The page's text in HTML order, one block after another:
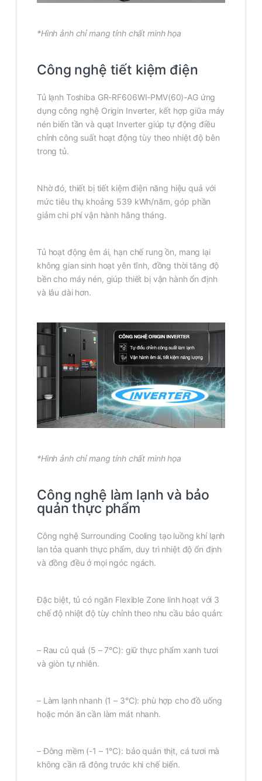
*Hình ảnh chỉ mang tính chất minh họa
Công nghệ tiết kiệm điện
Tủ lạnh Toshiba GR-RF606WI-PMV(60)-AG ứng
dụng công nghệ Origin Inverter, kết hợp giữa máy
nén biến tần và quạt Inverter giúp tự động điều
chỉnh công suất hoạt động tùy theo nhiệt độ bên
trong tủ.
Nhờ đó, thiết bị tiết kiệm điện năng hiệu quả với
mức tiêu thụ khoảng 539 kWh/năm, góp phần
giảm chi phí vận hành hằng tháng.
Tủ hoạt động êm ái, hạn chế rung ồn, mang lại
không gian sinh hoạt yên tĩnh, đồng thời tăng độ
bền cho máy nén, giúp thiết bị vận hành ổn định
và lâu dài hơn.
*Hình ảnh chỉ mang tính chất minh họa
Công nghệ làm lạnh và bảo
quản thực phẩm
Công nghệ Surrounding Cooling tạo luồng khí lạnh
lan tỏa quanh thực phẩm, duy trì nhiệt độ ổn định
và đồng đều ở mọi ngóc ngách.
Đặc biệt, tủ có ngăn Flexible Zone linh hoạt với 3
chế độ nhiệt độ tùy chỉnh theo nhu cầu bảo quản:
– Rau củ quả (5 – 7°C): giữ thực phẩm xanh tươi
và giòn tự nhiên.
– Làm lạnh nhanh (1 – 3°C): phù hợp cho đồ uống
hoặc món ăn cần làm mát nhanh.
– Đông mềm (-1 – 1°C): bảo quản thịt, cá tươi mà
không cần rã đông trước khi chế biến.